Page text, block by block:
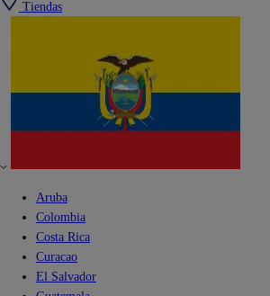
Tiendas
Aruba
Colombia
Costa Rica
Curacao
El Salvador